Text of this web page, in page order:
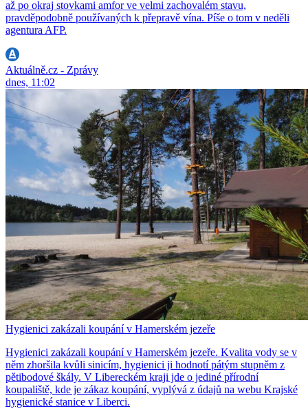
až po okraj stovkami amfor ve velmi zachovalém stavu,
pravděpodobně používaných k přepravě vína. Píše o tom v neděli
agentura AFP.
Aktuálně.cz - Zprávy
dnes, 11:02
Hygienici zakázali koupání v Hamerském jezeře
Hygienici zakázali koupání v Hamerském jezeře. Kvalita vody se v
něm zhoršila kvůli sinicím, hygienici ji hodnotí pátým stupněm z
pětibodové škály. V Libereckém kraji jde o jediné přírodní
koupaliště, kde je zákaz koupání, vyplývá z údajů na webu Krajské
hygienické stanice v Liberci.